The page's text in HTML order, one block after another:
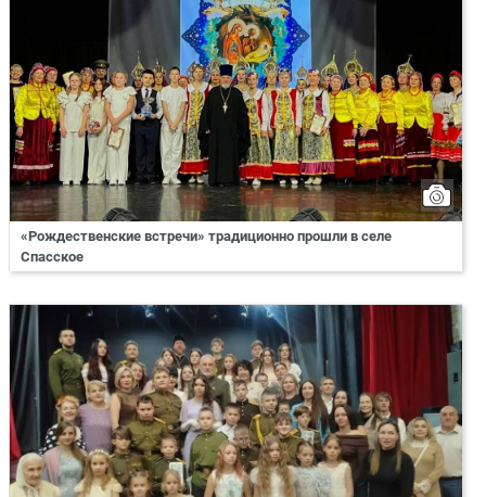
«Рождественские встречи» традиционно прошли в селе
Спасское